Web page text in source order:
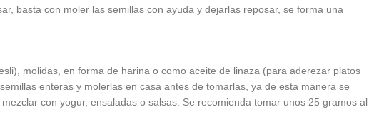
basta con moler las semillas con ayuda y dejarlas reposar, se forma una
molidas, en forma de harina o como aceite de linaza (para aderezar platos
enteras y molerlas en casa antes de tomarlas, ya de esta manera se
con yogur, ensaladas o salsas. Se recomienda tomar unos 25 gramos al